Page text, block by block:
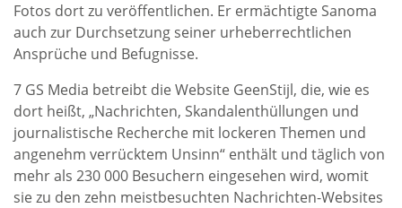
Fotos dort zu veröffentlichen. Er ermächtigte Sanoma
auch zur Durchsetzung seiner urheberrechtlichen
Ansprüche und Befugnisse.
7 GS Media betreibt die Website GeenStijl, die, wie es
dort heißt, „Nachrichten, Skandalenthüllungen und
journalistische Recherche mit lockeren Themen und
angenehm verrücktem Unsinn“ enthält und täglich von
mehr als 230 000 Besuchern eingesehen wird, womit
sie zu den zehn meistbesuchten Nachrichten-Websites